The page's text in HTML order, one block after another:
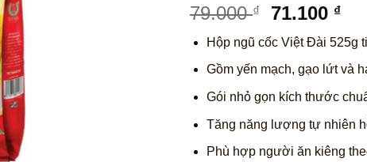
79.000₫
Giá
gốc
là:
79.000 ₫.
71.100 ₫Giá
tại
là:
Hộp ngũ cốc Việt Đài 525g
Gồm yến mạch, gạo lứt và
Gói nhỏ gọn kích thước
Tăng năng lượng tự nhiên
Phù hợp người ăn kiêng